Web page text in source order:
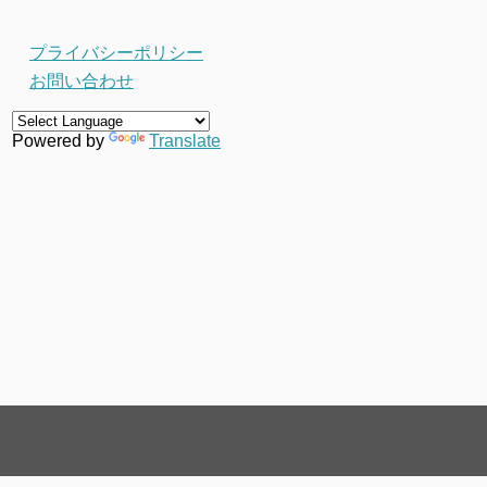
プライバシーポリシー
お問い合わせ
Powered by Translate